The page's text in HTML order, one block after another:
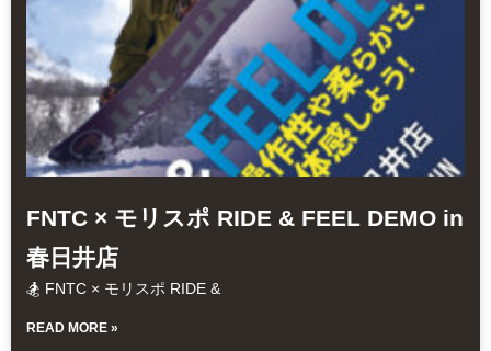
FNTC × モリスポ RIDE & FEEL DEMO in
春日井店
🏂 FNTC × モリスポ RIDE &
READ MORE »